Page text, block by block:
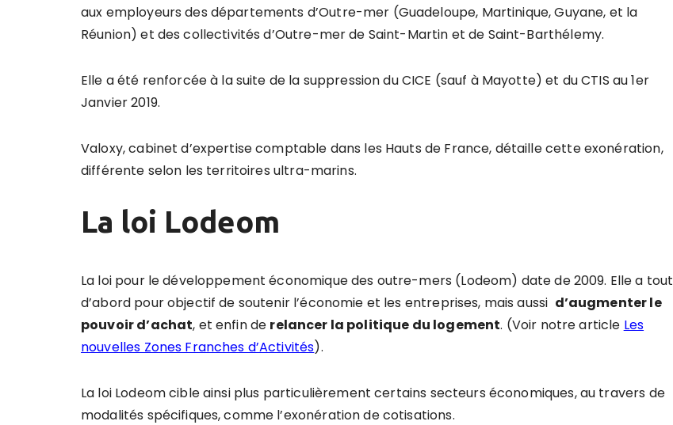
aux employeurs des départements d’Outre-mer (Guadeloupe, Martinique, Guyane, et la
Réunion) et des collectivités d’Outre-mer de Saint-Martin et de Saint-Barthélemy.
Elle a été renforcée à la suite de la suppression du CICE (sauf à Mayotte) et du CTIS au 1er
Janvier 2019.
Valoxy, cabinet d’expertise comptable dans les Hauts de France, détaille cette exonération,
différente selon les territoires ultra-marins.
La loi Lodeom
La loi pour le développement économique des outre-mers (Lodeom) date de 2009. Elle a tout
d’abord pour objectif de soutenir l’économie et les entreprises, mais aussi d’augmenter le
pouvoir d’achat, et enfin de relancer la politique du logement. (Voir notre article Les
nouvelles Zones Franches d’Activités).
La loi Lodeom cible ainsi plus particulièrement certains secteurs économiques, au travers de
modalités spécifiques, comme l’exonération de cotisations.